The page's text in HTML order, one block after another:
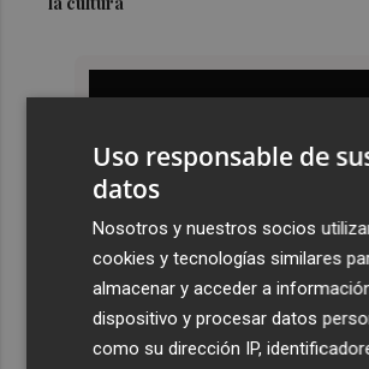
Uso responsable de
datos
Nosotros y nuestros socios
cookies y tecnologías similares
almacenar y acceder a
dispositivo y procesar datos
como su dirección IP,